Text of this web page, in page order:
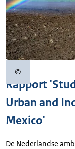
©
Rapport
Urban and
Mexico'
De Nederlandse